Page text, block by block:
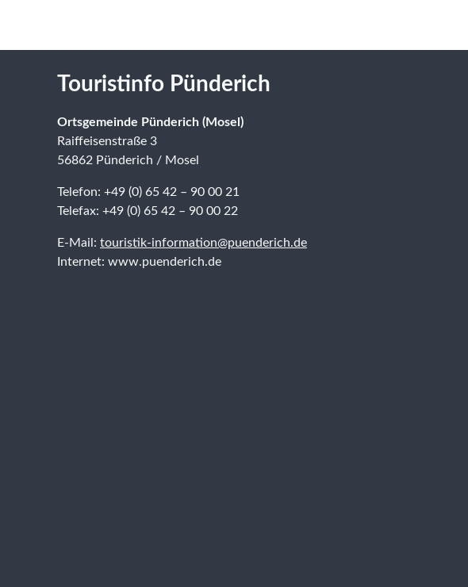
Touristinfo Pünderich
Ortsgemeinde Pünderich (Mosel)
Raiffeisenstraße 3
56862 Pünderich / Mosel
Telefon: +49 (0) 65 42 – 90 00 21
Telefax: +49 (0) 65 42 – 90 00 22
E-Mail: touristik-information@puenderich.de
Internet: www.puenderich.de